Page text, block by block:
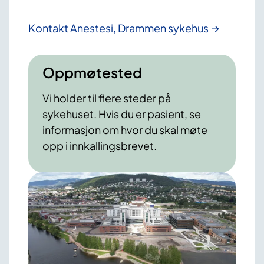
Kontakt Anestesi, Drammen sykehus
Oppmøtested
Vi holder til flere steder på
sykehuset. Hvis du er pasient, se
informasjon om hvor du skal møte
opp i innkallingsbrevet.